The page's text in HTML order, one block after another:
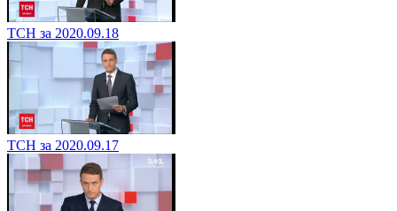
ТСН за 2020.09.18
ТСН за 2020.09.17